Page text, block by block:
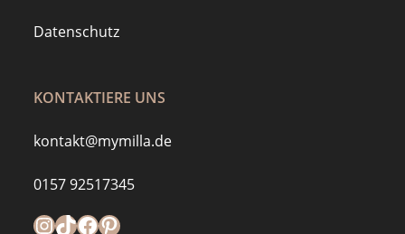
Datenschutz
KONTAKTIERE UNS
kontakt@mymilla.de
0157 92517345
Instagram
https://www.tiktok.com/@mymilla.de
Facebook
Pinterest